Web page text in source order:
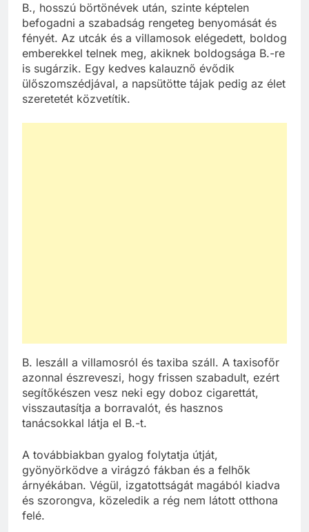
B., hosszú börtönévek után, szinte képtelen
befogadni a szabadság rengeteg benyomását és
fényét. Az utcák és a villamosok elégedett, boldog
emberekkel telnek meg, akiknek boldogsága B.-re
is sugárzik. Egy kedves kalauznő évődik
ülőszomszédjával, a napsütötte tájak pedig az élet
szeretetét közvetítik.
B. leszáll a villamosról és taxiba száll. A taxisofőr
azonnal észreveszi, hogy frissen szabadult, ezért
segítőkészen vesz neki egy doboz cigarettát,
visszautasítja a borravalót, és hasznos
tanácsokkal látja el B.-t.
A továbbiakban gyalog folytatja útját,
gyönyörködve a virágzó fákban és a felhők
árnyékában. Végül, izgatottságát magából kiadva
és szorongva, közeledik a rég nem látott otthona
felé.